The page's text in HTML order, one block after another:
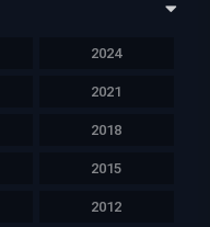
2024
2021
2018
2015
2012